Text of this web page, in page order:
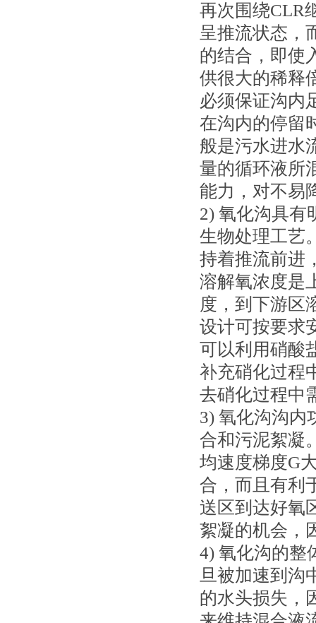
再次围绕CLR
呈推流状态，
的结合，即使
供很大的稀释
必须保证沟内
在沟内的停留
般是污水进水
量的循环液所
能力，对不易
2) 氧化沟具有
生物处理工艺
持着推流前进
溶解氧浓度是
度，到下游区
设计可按要求
可以利用硝酸
补充硝化过程
去硝化过程中
3) 氧化沟沟内
合和污泥絮凝
均速度梯度G
合，而且有利
送区到达好氧
絮凝的机会，
4) 氧化沟的整
旦被加速到沟
的水头损失，